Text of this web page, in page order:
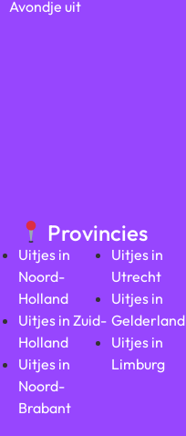
Avondje uit
Provincies
Uitjes in
Noord-
Holland
Uitjes in Zuid-
Holland
Uitjes in
Noord-
Brabant
Uitjes in
Utrecht
Uitjes in
Gelderland
Uitjes in
Limburg